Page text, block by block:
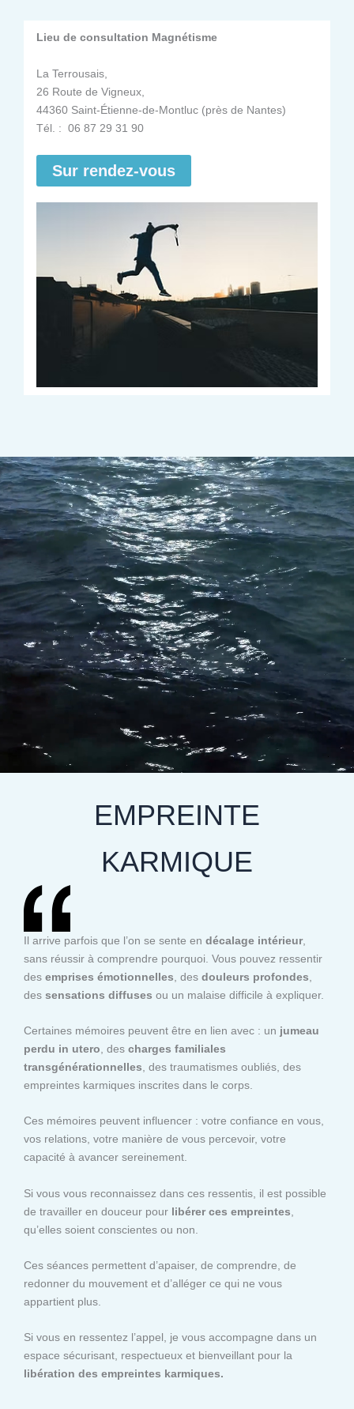
Lieu de consultation Magnétisme
La Terrousais,
26 Route de Vigneux,
44360 Saint-Étienne-de-Montluc (près de Nantes)
Tél. : 06 87 29 31 90
Sur rendez-vous
EMPREINTE
KARMIQUE
Il arrive parfois que l’on se sente en décalage intérieur,
sans réussir à comprendre pourquoi. Vous pouvez ressentir
des emprises émotionnelles , des douleurs profondes
des sensations diffuses ou un malaise difficile à expliquer.
Certaines mémoires peuvent être en lien avec : un jumeau
perdu in utero , des charges familiales
transgénérationnelles , des traumatismes oubliés, des
empreintes karmiques inscrites dans le corps.
Ces mémoires peuvent influencer : votre confiance en vous,
vos relations, votre manière de vous percevoir, votre
capacité à avancer sereinement.
Si vous vous reconnaissez dans ces ressentis, il est possible
de travailler en douceur pour libérer ces empreintes
qu’elles soient conscientes ou non.
Ces séances permettent d’apaiser, de comprendre, de
redonner du mouvement et d’alléger ce qui ne vous
appartient plus.
Si vous en ressentez l’appel, je vous accompagne dans un
espace sécurisant, respectueux et bienveillant pour la
libération des empreintes karmiques.